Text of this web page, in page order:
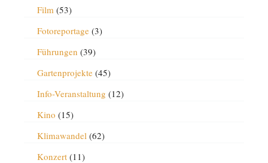
Film (53)
Fotoreportage(3)
Führungen (39)
Gartenprojekte(45)
Info-Veranstaltung (12)
Kino (15)
Klimawandel (62)
Konzert(11)